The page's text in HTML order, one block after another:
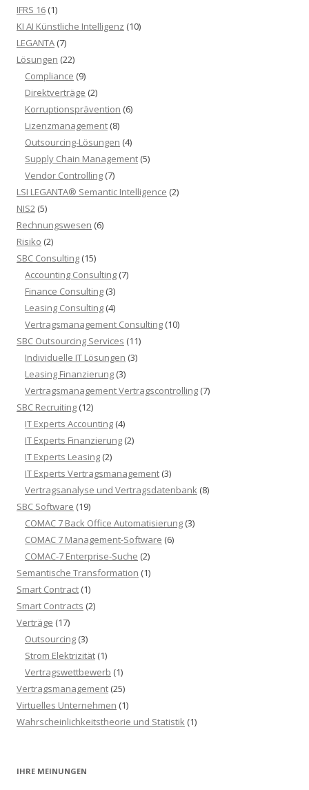
IFRS 16 (1)
KI AI Künstliche Intelligenz (10)
LEGANTA (7)
Lösungen (22)
Compliance (9)
Direktverträge (2)
Korruptionsprävention (6)
Lizenzmanagement (8)
Outsourcing-Lösungen (4)
Supply Chain Management (5)
Vendor Controlling (7)
LSI LEGANTA® Semantic Intelligence (2)
NIS2 (5)
Rechnungswesen (6)
Risiko (2)
SBC Consulting (15)
Accounting Consulting (7)
Finance Consulting (3)
Leasing Consulting (4)
Vertragsmanagement Consulting (10)
SBC Outsourcing Services (11)
Individuelle IT Lösungen (3)
Leasing Finanzierung (3)
Vertragsmanagement Vertragscontrolling (7)
SBC Recruiting (12)
IT Experts Accounting (4)
IT Experts Finanzierung (2)
IT Experts Leasing (2)
IT Experts Vertragsmanagement (3)
Vertragsanalyse und Vertragsdatenbank (8)
SBC Software (19)
COMAC 7 Back Office Automatisierung (3)
COMAC 7 Management-Software (6)
COMAC-7 Enterprise-Suche (2)
Semantische Transformation (1)
Smart Contract (1)
Smart Contracts (2)
Verträge (17)
Outsourcing (3)
Strom Elektrizität (1)
Vertragswettbewerb (1)
Vertragsmanagement (25)
Virtuelles Unternehmen (1)
Wahrscheinlichkeitstheorie und Statistik (1)
IHRE MEINUNGEN